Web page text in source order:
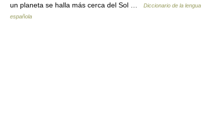
un planeta se halla más cerca del Sol …
Diccionario de la lengua
española